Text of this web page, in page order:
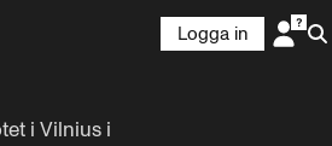
Logga in
i Vilnius i